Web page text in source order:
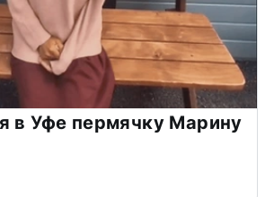
в Уфе пермячку Марину